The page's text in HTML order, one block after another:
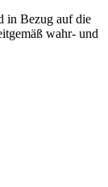
in Bezug auf die
wahr- und